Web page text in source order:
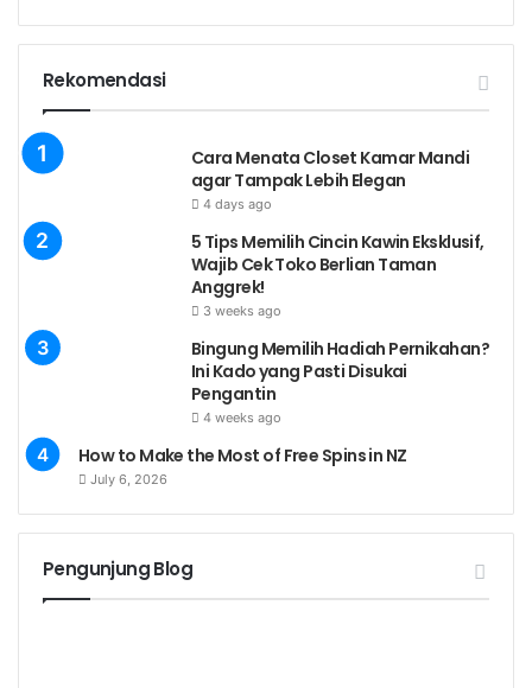
Rekomendasi
Cara Menata Closet Kamar Mandi
agar Tampak Lebih Elegan
4 days ago
5 Tips Memilih Cincin Kawin Eksklusif,
Wajib Cek Toko Berlian Taman
Anggrek!
3 weeks ago
Bingung Memilih Hadiah Pernikahan?
Ini Kado yang Pasti Disukai
Pengantin
4 weeks ago
How to Make the Most of Free Spins in NZ
July 6, 2026
Pengunjung Blog